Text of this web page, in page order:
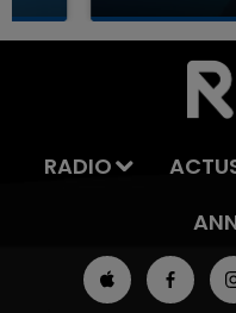
LA TEAM DU
RADIO